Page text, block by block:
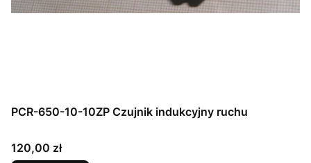
PCR-650-10-10ZP Czujnik indukcyjny ruchu
Cena
120,00 zł